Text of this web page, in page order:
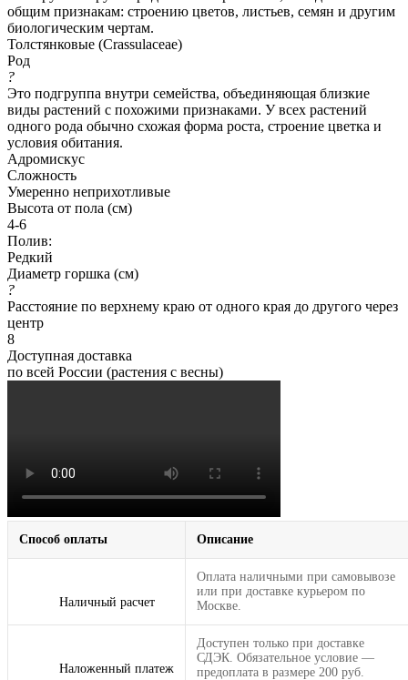
общим признакам: строению цветов, листьев, семян и другим
биологическим чертам.
Толстянковые (Crassulaceae)
Род
?
Это подгруппа внутри семейства, объединяющая близкие
виды растений с похожими признаками. У всех растений
одного рода обычно схожая форма роста, строение цветка и
условия обитания.
Адромискус
Сложность
Умеренно неприхотливые
Высота от пола (см)
4-6
Полив:
Редкий
Диаметр горшка (см)
?
Расстояние по верхнему краю от одного края до другого через
центр
8
Доступная доставка
по всей России (растения с весны)
Способ оплаты Описание
Наличный расчет
Оплата наличными при самовывозе
или при доставке курьером по
Москве.
Наложенный платеж
Доступен только при доставке
СДЭК. Обязательное условие —
предоплата в размере 200 руб.